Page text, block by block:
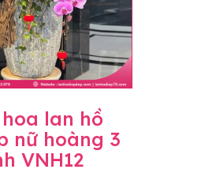
lan hồ
nữ hoàng 3
VNH12